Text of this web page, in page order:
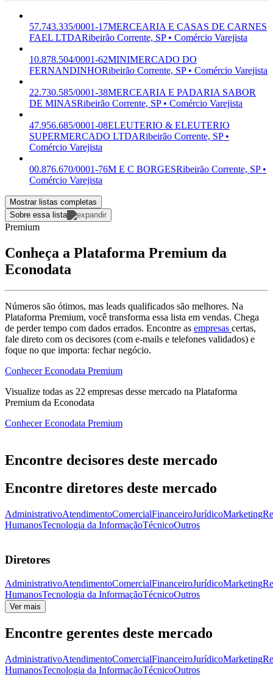
57.743.335/0001-17MERCEARIA E CASAS DE CARNES
FAEL LTDARibeirão Corrente, SP • Comércio Varejista
10.878.504/0001-62MINIMERCADO DO
FERNANDINHORibeirão Corrente, SP • Comércio Varejista
22.730.585/0001-38MERCEARIA E PADARIA SABOR
DE MINASRibeirão Corrente, SP • Comércio Varejista
47.956.685/0001-08ELEUTERIO & ELEUTERIO
SUPERMERCADO LTDARibeirão Corrente, SP •
Comércio Varejista
00.876.670/0001-76M E C BORGESRibeirão Corrente, SP •
Comércio Varejista
Mostrar listas completas
Sobre essa lista
Premium
Conheça a Plataforma Premium da
Econodata
Números são ótimos, mas leads qualificados são melhores. Na
Plataforma Premium, você transforma essa lista em vendas. Chega
de perder tempo com dados errados. Encontre as empresas certas,
fale direto com os decisores (com e-mails e telefones validados) e
foque no que importa: fechar negócio.
Conhecer Econodata Premium
Visualize todas as 22 empresas desse mercado na Plataforma
Premium da Econodata
Conhecer Econodata Premium
Encontre decisores deste mercado
Encontre diretores deste mercado
AdministrativoAtendimentoComercialFinanceiroJurídicoMarketing
HumanosTecnologia da InformaçãoTécnicoOutros
Diretores
AdministrativoAtendimentoComercialFinanceiroJurídicoMarketing
HumanosTecnologia da InformaçãoTécnicoOutros
Ver mais
Encontre gerentes deste mercado
AdministrativoAtendimentoComercialFinanceiroJurídicoMarketing
HumanosTecnologia da InformaçãoTécnicoOutros